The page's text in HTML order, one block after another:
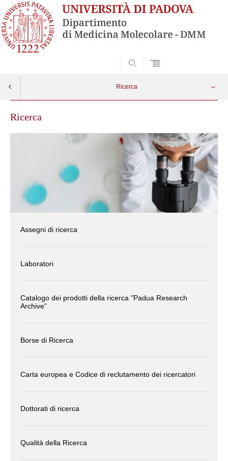
Ricerca
Ricerca
Assegni di ricerca
Laboratori
Catalogo dei prodotti della ricerca "Padua Research
Archive"
Borse di Ricerca
Carta europea e Codice di reclutamento dei ricercatori
Dottorati di ricerca
Qualità della Ricerca